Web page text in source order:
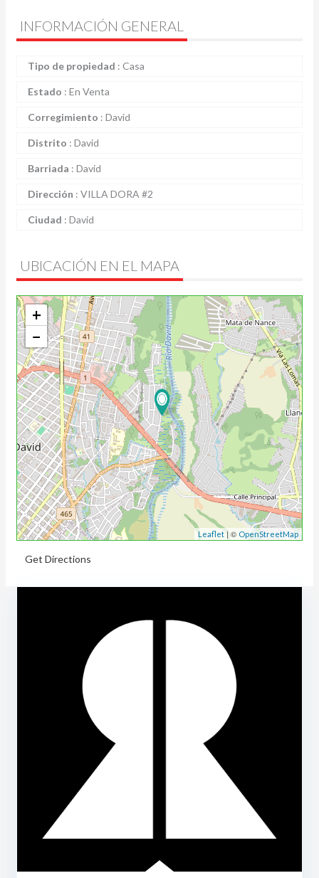
INFORMACIÓN GENERAL
Tipo de propiedad : Casa
Estado : En Venta
Corregimiento : David
Distrito : David
Barriada : David
Dirección : VILLA DORA #2
Ciudad : David
UBICACIÓN EN EL MAPA
+
−
Leaflet | © OpenStreetMap
Get Directions